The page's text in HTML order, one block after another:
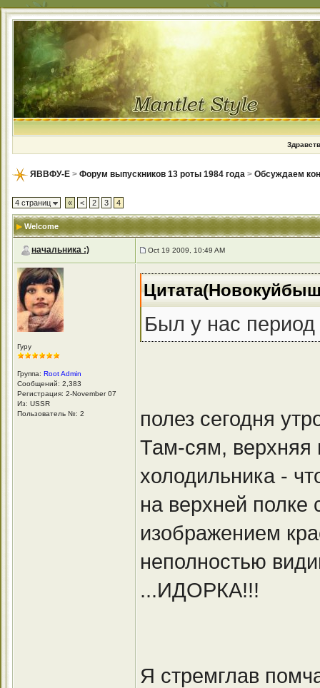
ЯВВФУ-Е > Форум выпускников 13 роты 1984 года > Обсуждаем
4 страниц « < 2 3 4
Welcome
начальника :) Oct 19 2009, 10:49 AM
Гуру
Группа: Root Admin
Сообщений: 2,383
Регистрация: 2-November 07
Из: USSR
Пользователь №: 2
Был у нас
полез сегодня
Там-сям, верхняя
холодильника -
на верхней полке
изображением
неполностью
...ИДОРКА!!!
Я стремглав